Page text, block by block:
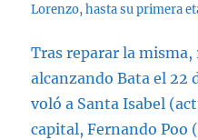
Lorenzo, hasta su primera
Tras reparar la
alcanzando Bata el 22
voló a Santa Isabel
capital, Fernando Poo